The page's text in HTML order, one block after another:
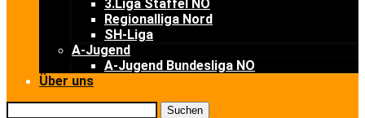
3.Liga Staffel NO
Regionalliga Nord
SH-Liga
A-Jugend
A-Jugend Bundesliga NO
Über uns
Suchen